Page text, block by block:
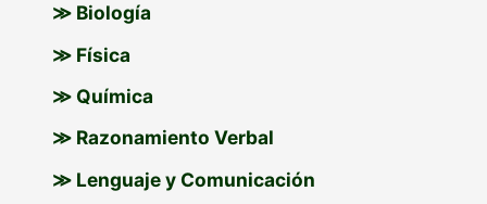
≫ Biología
≫ Física
≫ Química
≫ Razonamiento Verbal
≫ Lenguaje y Comunicación